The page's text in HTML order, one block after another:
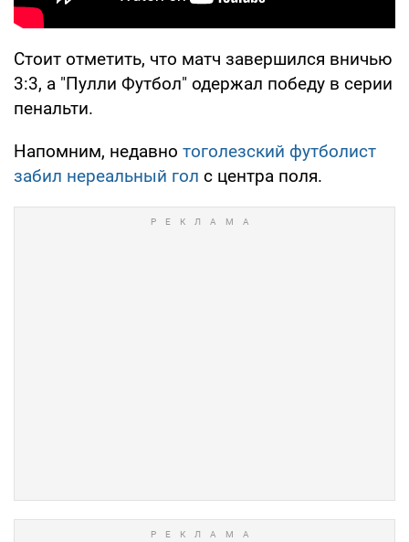
Стоит отметить, что матч завершился вничью
3:3, а "Пулли Футбол" одержал победу в серии
пенальти.
Напомним, недавно тоголезский футболист
забил нереальный гол с центра поля.